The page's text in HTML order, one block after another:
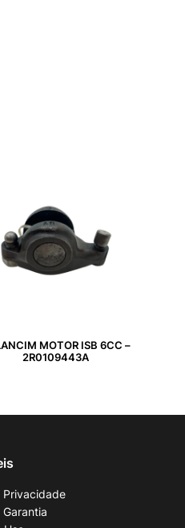
MOTOR ISB 6CC –
2R0109443A
Privacidade